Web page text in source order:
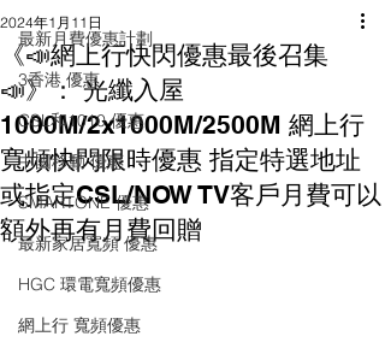
最新月費優惠計劃
3香港 優惠
CSL和1010 優惠
中國移動 優惠
SMARTONE 優惠
最新家居寬頻 優惠
HGC 環電寬頻優惠
網上行 寬頻優惠
《📣網上行快閃優惠最後召集
📣》： 光纖入屋
1000M/2x1000M/2500M 網上行
寬頻快閃限時優惠 指定特選地址
或指定CSL/NOW TV客戶月費可以
額外再有月費回贈
2024年1月11日